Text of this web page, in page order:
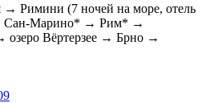
Римини (7 ночей на море, отель
Сан-Марино* → Рим* →
Вёртерзее → Брно →